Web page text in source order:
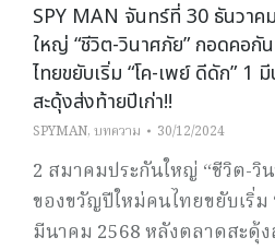
SPY MAN จันทร์ที่ 30 ธันวาค
ใหญ่ “ชีวิต-วินาศภัย” กอดคอ
ไทยขยับเริ่ม “โค-เพย์ ดีดัก” 1
สะดุ้งส่งท้ายปีเก่า!!
SPYMAN, บทความ 30/12/2024
2 สมาคมประกันใหญ่ “ชีวิต-
ของขวัญปีใหม่คนไทยขยับเริ่ม
มีนาคม 2568 หลังตลาดสะดุ้